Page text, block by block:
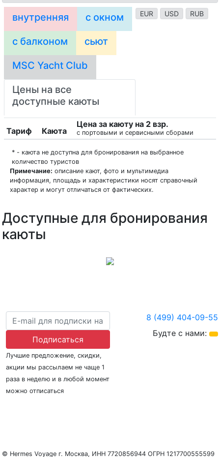
EUR USD RUB
внутренняя с окном
с балконом сьют
MSC Yacht Club
Цены на все
доступные каюты
Тариф Каюта
Цена за каюту на 2 взр.
с портовыми и сервисными сборами
* - каюта не доступна для бронирования на выбранное
количество туристов
Примечание: описание кают, фото и мультимедиа
информация, площадь и характеристики носят справочный
характер и могут отличаться от фактических.
Доступные для бронирования
каюты
© Hermes Voyage г. Москва, ИНН 7720856944 ОГРН 1217700555599
Подписаться
Лучшие предложение, скидки,
акции мы рассылаем не чаще 1
раза в неделю и в любой момент
можно отписаться
8 (499) 404-09-55
Будте с нами: